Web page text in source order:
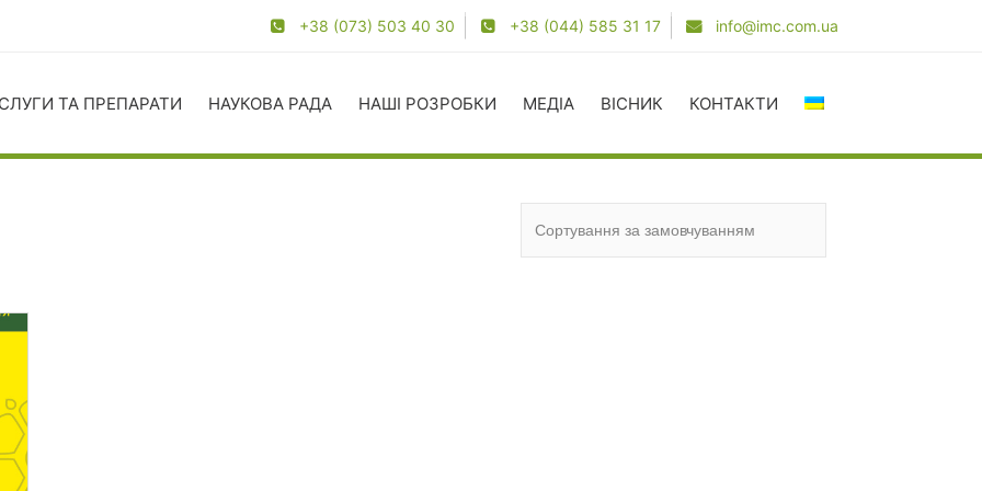
+38 (073) 503 40 30 +38 (044) 585 31 17 info@imc.com.ua
ТА ПРЕПАРАТИ НАУКОВА РАДА НАШІ РОЗРОБКИ МЕДІА ВІСНИК КОНТАКТИ